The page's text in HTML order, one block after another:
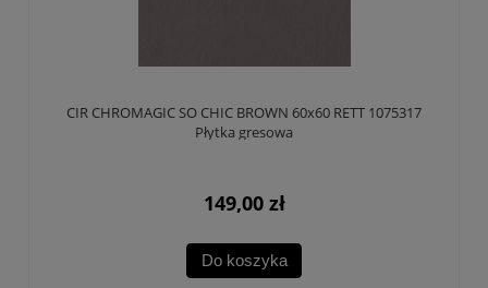
CIR CHROMAGIC SO CHIC BROWN 60x60 RETT 1075317
Płytka gresowa
149,00 zł
Do koszyka